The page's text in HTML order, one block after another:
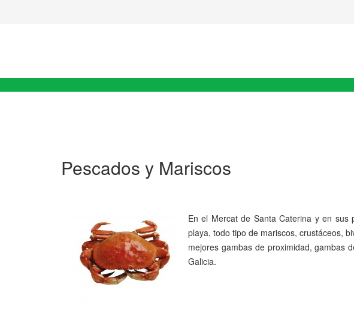
Pescados y Mariscos
En el Mercat de Santa Caterina y en
playa, todo tipo de mariscos, crustáceos,
mejores gambas de proximidad, gambas
Galicia.